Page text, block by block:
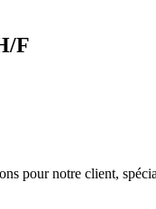
F
pour notre client,